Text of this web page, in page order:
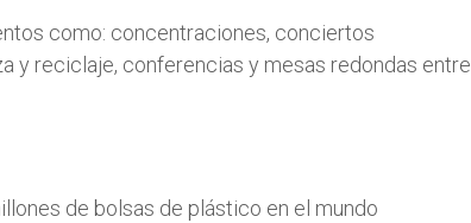
como: concentraciones, conciertos
y reciclaje, conferencias y mesas redondas entre
de bolsas de plástico en el mundo